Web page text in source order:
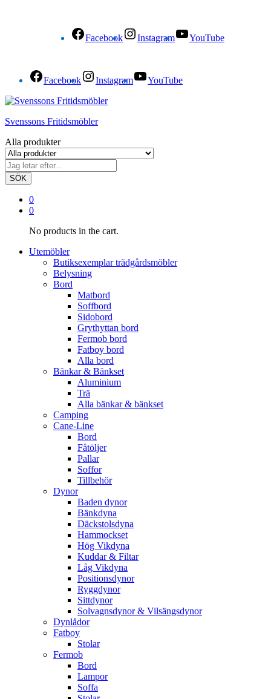
Facebook Instagram YouTube
Facebook Instagram YouTube
Svenssons Fritidsmöbler
Alla produkter
SÖK
0
0
No products in the cart.
Utemöbler
Butiksexemplar trädgårdsmöbler
Belysning
Bord
Matbord
Soffbord
Sidobord
Grythyttan bord
Fermob bord
Fatboy bord
Alla bord
Bänkar & Bänkset
Aluminium
Trä
Alla bänkar & bänkset
Camping
Cane-Line
Bord
Fåtöljer
Pallar
Soffor
Tillbehör
Dynor
Baden dynor
Bänkdyna
Däckstolsdyna
Hammockset
Hög Vikdyna
Kuddar & Filtar
Låg Vikdyna
Positionsdynor
Ryggdynor
Sittdynor
Solvagnsdynor & Vilsängsdynor
Dynlådor
Fatboy
Stolar
Fermob
Bord
Lampor
Soffa